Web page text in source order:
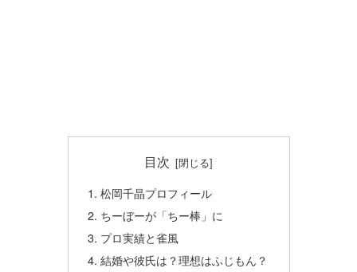
目次
松岡千晶プロフィール
ちーぼーが「ちー棒」に
プロ実績と雀風
結婚や彼氏は？理想はふじもん？